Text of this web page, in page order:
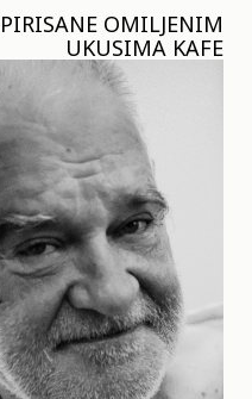
OMILJENIM
UKUSIMA KAFE